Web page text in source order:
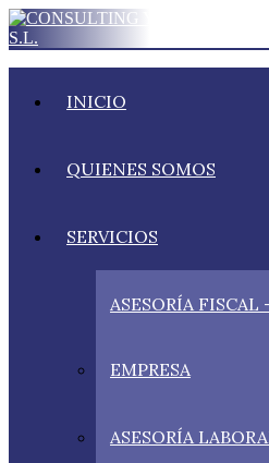
INICIO
QUIENES SOMOS
SERVICIOS
ASESORÍA
EMPRESA
ASESORÍA